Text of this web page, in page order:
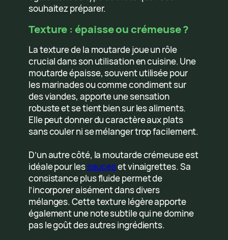
souhaitez préparer.
Texture : épaisse ou crémeuse ?
La texture de la moutarde joue un rôle
crucial dans son utilisation en cuisine. Une
moutarde épaisse, souvent utilisée pour
les marinades ou comme condiment sur
des viandes, apporte une sensation
robuste et se tient bien sur les aliments.
Elle peut donner du caractère aux plats
sans couler ni se mélanger trop facilement.
D’un autre côté, la moutarde crémeuse est
idéale pour lessauceset vinaigrettes. Sa
consistance plus fluide permet de
l’incorporer aisément dans divers
mélanges. Cette texture légère apporte
également une note subtile qui ne domine
pas le goût des autres ingrédients.